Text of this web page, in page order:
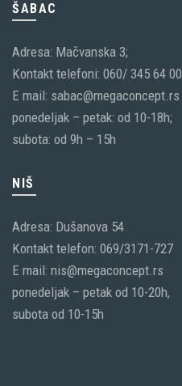
ŠABAC
Adresa: Mačvanska 3;
Kontakt telefoni: 060/ 345 64 00
E mail: sabac@megaconcept.rs
ponedeljak – petak: od 10-18h;
subota: od 9h – 15h
NIŠ
Adresa: Dušanova 54
Kontakt telefon: 069/3171-727
E mail: nis@megaconcept.rs
ponedeljak – petak od 10-20h,
subota od 10-15h